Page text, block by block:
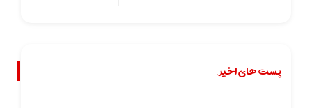
پست های اخیر.